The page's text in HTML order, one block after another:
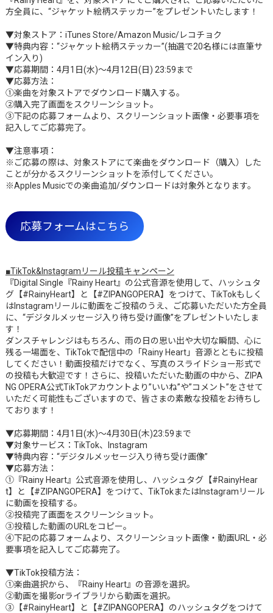
方全員に、“ジャケット絵柄ステッカー”をプレゼントいたします！
▼対象ストア：iTunes Store/Amazon Music/レコチョク
▼特典内容：“ジャケット絵柄ステッカー”(抽選で20名様には直筆サ
イン入り)
▼応募期間：4月1日(水)～4月12日(日) 23:59まで
▼応募方法：
①楽曲を対象ストアでダウンロード購入する。
②購入完了画面をスクリーンショット。
③下記の応募フォームより、スクリーンショット画像・必要事項を
記入してご応募完了。
▼注意事項：
※ご応募の際は、対象ストアにて楽曲をダウンロード（購入）した
ことが分かるスクリーンショットを添付してください。
※Apples Musicでの楽曲追加/ダウンロードは対象外となります。
応募フォームはこちら
■TikTok&Instagramリール投稿キャンペーン
『Digital Single『Rainy Heart』の公式音源を使用して、ハッシュタ
グ【#RainyHeart】と【#ZIPANGOPERA】をつけて、TikTokもしく
はInstagramリールに動画をご投稿のうえ、ご応募いただいた方全員
に、“デジタルメッセージ入り待ち受け画像”をプレゼントいたしま
す！
ダンスチャレンジはもちろん、雨の日の思い出や大切な瞬間、心に
残る一場面を、TikTokで配信中の「Rainy Heart」音源とともに投稿
してください！動画投稿だけでなく、写真のスライドショー形式で
の投稿も大歓迎です！さらに、投稿いただいた動画の中から、ZIPA
NG OPERA公式TikTokアカウントより”いいね”や”コメント”をさせて
いただく可能性もございますので、皆さまの素敵な投稿をお待ちし
ております！
▼応募期間：4月1日(水)～4月30日(木)23:59まで
▼対象サービス：TikTok、Instagram
▼特典内容：“デジタルメッセージ入り待ち受け画像”
▼応募方法：
①『Rainy Heart』公式音源を使用し、ハッシュタグ【#RainyHear
t】と【#ZIPANGOPERA】をつけて、TikTokまたはInstagramリール
に動画を投稿する。
②投稿完了画面をスクリーンショット。
③投稿した動画のURLをコピー。
④下記の応募フォームより、スクリーンショット画像・動画URL・必
要事項を記入してご応募完了。
▼TikTok投稿方法：
①楽曲選択から、『Rainy Heart』の音源を選択。
②動画を撮影orライブラリから動画を選択。
③【#RainyHeart】と【#ZIPANGOPERA】のハッシュタグをつけて